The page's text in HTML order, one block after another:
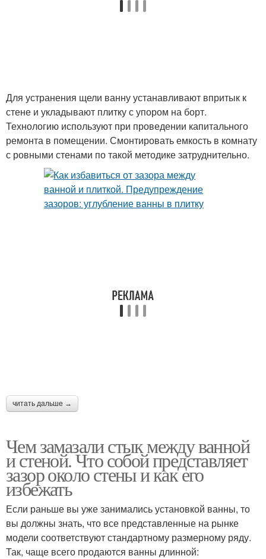
Для устранения щели ванну устанавливают впритык к
стене и укладывают плитку с упором на борт.
Технологию используют при проведении капитального
ремонта в помещении. Смонтировать емкость в комнату
с ровными стенами по такой методике затруднительно.
читать дальше →
Чем замазали стык между ванной
и стеной. Что собой представляет
зазор около стены и как его
избежать
Если раньше вы уже занимались установкой ванны, то
вы должны знать, что все представленные на рынке
модели соответствуют стандартному размерному ряду.
Так, чаще всего продаются ванны длинной: